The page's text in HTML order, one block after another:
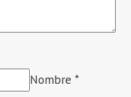
Nombre *